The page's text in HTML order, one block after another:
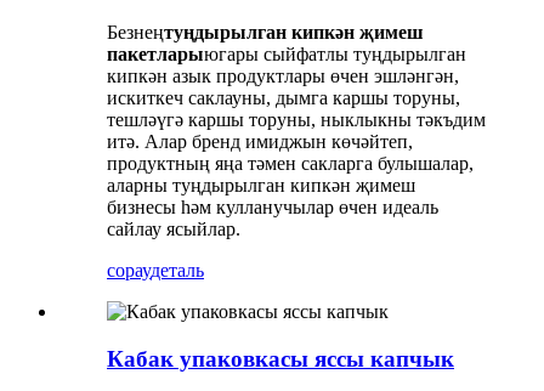
Безнеңтуңдырылган кипкән җимеш
пакетларыюгары сыйфатлы туңдырылган
кипкән азык продуктлары өчен эшләнгән,
искиткеч саклауны, дымга каршы торуны,
тешләүгә каршы торуны, ныклыкны тәкъдим
итә. Алар бренд имиджын көчәйтеп,
продуктның яңа тәмен сакларга булышалар,
аларны туңдырылган кипкән җимеш
бизнесы һәм кулланучылар өчен идеаль
сайлау ясыйлар.
сораудеталь
Кабак упаковкасы яссы капчык